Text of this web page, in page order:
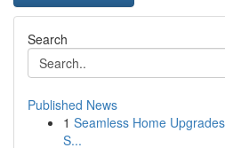
Search
Published News
1 Seamless Home
S...